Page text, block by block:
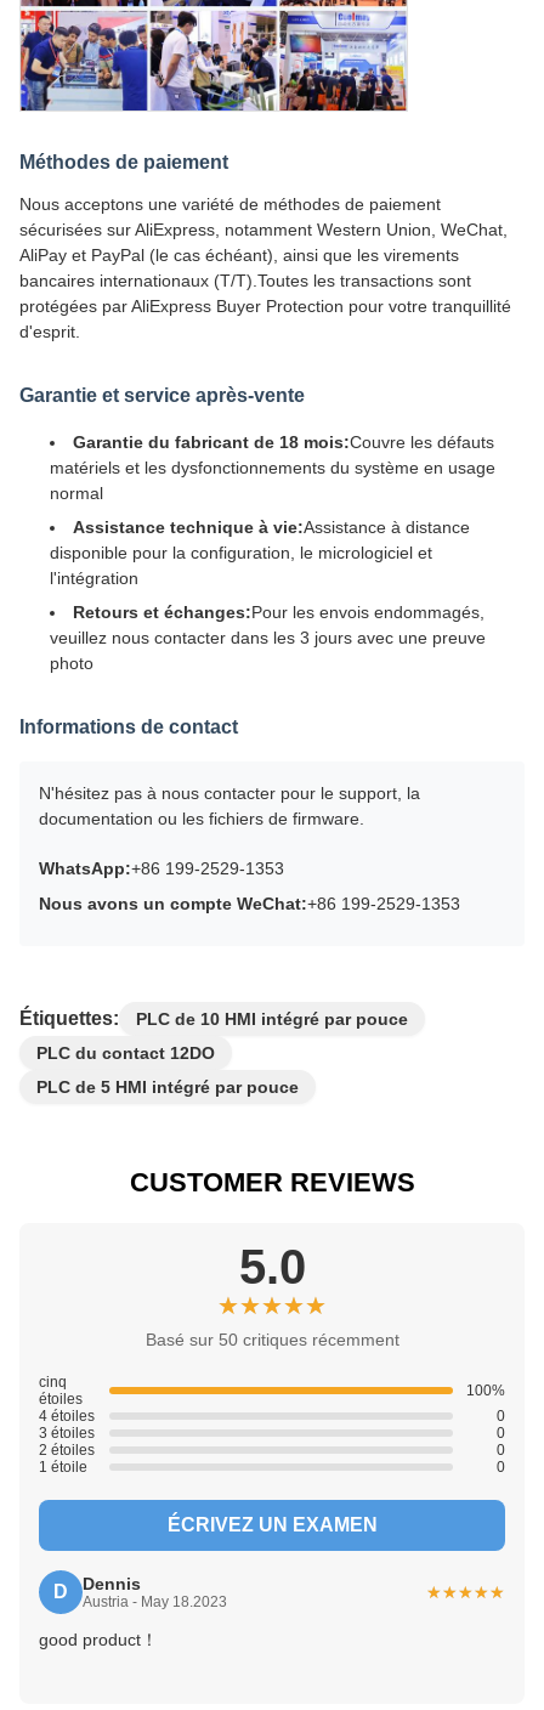
Méthodes de paiement
Nous acceptons une variété de méthodes de paiement
sécurisées sur AliExpress, notamment Western Union, WeChat,
AliPay et PayPal (le cas échéant), ainsi que les virements
bancaires internationaux (T/T).Toutes les transactions sont
protégées par AliExpress Buyer Protection pour votre tranquillité
d'esprit.
Garantie et service après-vente
Garantie du fabricant de 18 mois:Couvre les défauts
matériels et les dysfonctionnements du système en usage
normal
Assistance technique à vie:Assistance à distance
disponible pour la configuration, le micrologiciel et
l'intégration
Retours et échanges:Pour les envois endommagés,
veuillez nous contacter dans les 3 jours avec une preuve
photo
Informations de contact
N'hésitez pas à nous contacter pour le support, la
documentation ou les fichiers de firmware.
WhatsApp:+86 199-2529-1353
Nous avons un compte WeChat:+86 199-2529-1353
Étiquettes:
PLC de 10 HMI intégré par pouce
PLC du contact 12DO
PLC de 5 HMI intégré par pouce
CUSTOMER REVIEWS
5.0
★★★★★
★★★★★
Basé sur 50 critiques récemment
cinq
étoiles
100%
4 étoiles
0
3 étoiles
0
2 étoiles
0
1 étoile
0
ÉCRIVEZ UN EXAMEN
D Dennis
Austria - May 18.2023 ★★★★★
★★★★★
good product！